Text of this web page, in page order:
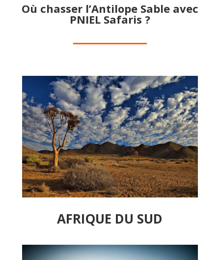
Où chasser l’Antilope Sable avec
PNIEL Safaris ?
AFRIQUE DU SUD